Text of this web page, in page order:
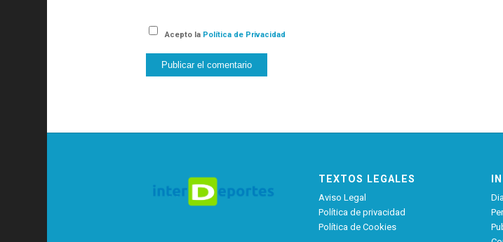
Acepto la Política de Privacidad
TEXTOS LEGALES
Aviso Legal
Política de privacidad
Política de Cookies